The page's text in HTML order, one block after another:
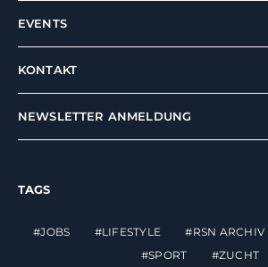
EVENTS
KONTAKT
NEWSLETTER ANMELDUNG
TAGS
JOBS LIFESTYLE RSN ARCHIV
SPORT
ZUCHT